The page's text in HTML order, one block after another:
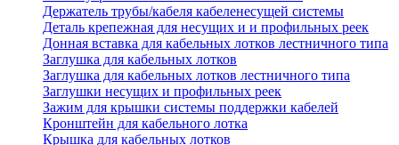
Держатель трубы/кабеля кабеленесущей системы
Деталь крепежная для несущих и и профильных реек
Донная вставка для кабельных лотков лестничного типа
Заглушка для кабельных лотков
Заглушка для кабельных лотков лестничного типа
Заглушки несущих и профильных реек
Зажим для крышки системы поддержки кабелей
Кронштейн для кабельного лотка
Крышка для кабельных лотков